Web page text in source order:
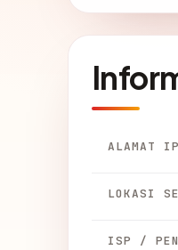
ALAMAT IP
LOKASI
ISP /